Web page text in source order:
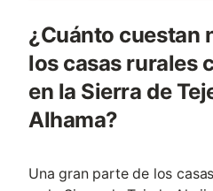
¿Cuánto cuestan
los casas rurales
en la Sierra de
Alhama?
Una gran parte de los